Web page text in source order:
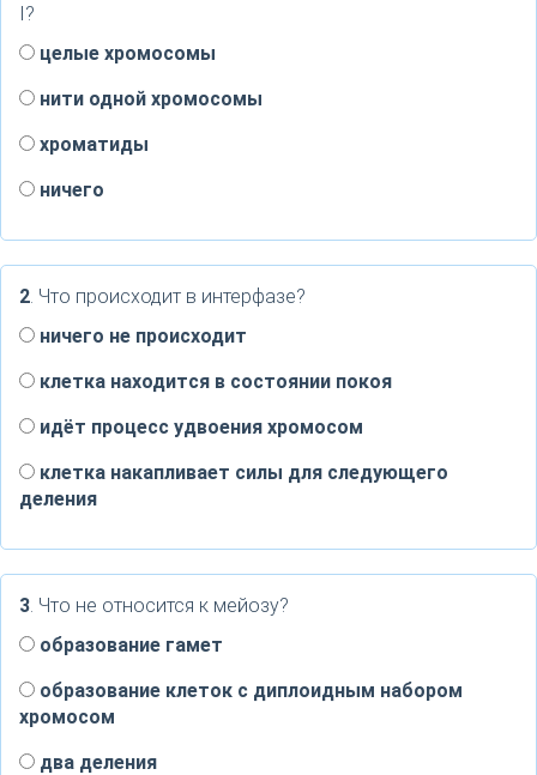
I?
целые хромосомы
нити одной хромосомы
хроматиды
ничего
2. Что происходит в интерфазе?
ничего не происходит
клетка находится в состоянии покоя
идёт процесс удвоения хромосом
клетка накапливает силы для следующего
деления
3. Что не относится к мейозу?
образование гамет
образование клеток с диплоидным набором
хромосом
два деления